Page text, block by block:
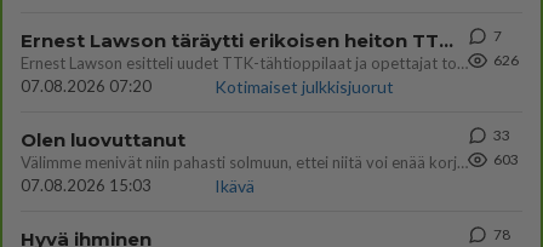
Ernest Lawson täräytti erikoisen heiton TTK-lehdistötilaisuudessa: " Onko tässä tarkoituksena...?"
Ernest Lawson esitteli uudet TTK-tähtioppilaat ja opettajat torstaina 6.8. lehdistölle. Tulevalla kaudella on yksi hausk
07.08.2026 07:20
Kotimaiset julkkisjuorut
7
626
Olen luovuttanut
Välimme menivät niin pahasti solmuun, ettei niitä voi enää korjata. On aika jatkaa elämässä eteenpäin. Toivon sulle kaik
07.08.2026 15:03
Ikävä
33
603
Hyvä ihminen
78